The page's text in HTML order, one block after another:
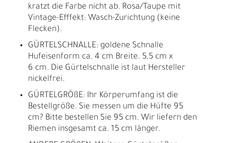
kratzt die Farbe nicht ab. Rosa/Taupe mit
Vintage-Efffekt: Wasch-Zurichtung (keine
Flecken).
GÜRTELSCHNALLE: goldene Schnalle
Hufeisenform ca. 4 cm Breite. 5,5 cm x
6 cm. Die Gürtelschnalle ist laut Hersteller
nickelfrei.
GÜRTELGRÖßE: Ihr Körperumfang ist die
Bestellgröße. Sie messen um die Hüfte 95
cm? Bitte bestellen Sie 95 cm. Wir liefern den
Riemen insgesamt ca. 15 cm länger.